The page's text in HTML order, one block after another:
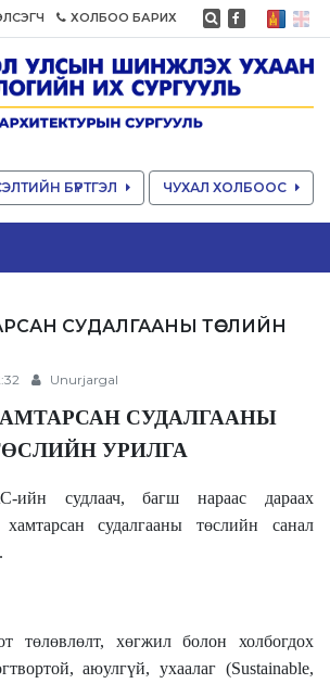
ХОЛБОО БАРИХ
БҮРТГЭЛ ЧУХАЛ ХОЛБООС
СУДАЛГААНЫ ТӨСЛИЙН
Unurjargal
АМТАРСАН СУДАЛГААНЫ
УРИЛГА
судлаач, багш нараас дараах
судалгааны төслийн санал
төлөвлөлт, хөгжил болон холбогдох
аюулгүй, ухаалаг (Sustainable,